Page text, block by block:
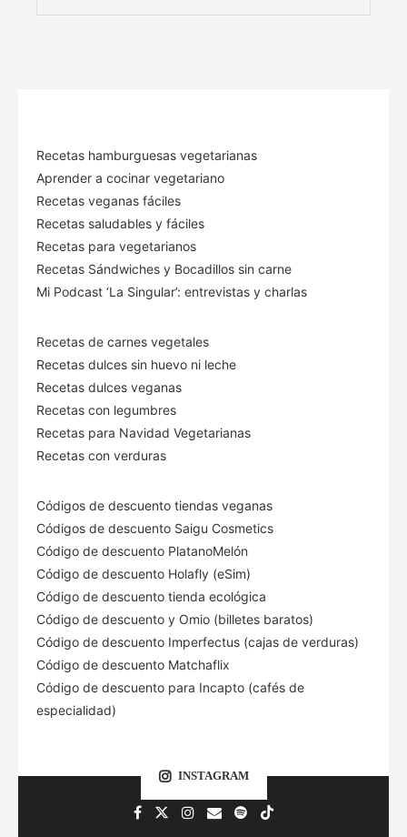
Recetas hamburguesas vegetarianas
Aprender a cocinar vegetariano
Recetas veganas fáciles
Recetas saludables y fáciles
Recetas para vegetarianos
Recetas Sándwiches y Bocadillos sin carne
Mi Podcast ‘La Singular’: entrevistas y charlas
Recetas de carnes vegetales
Recetas dulces sin huevo ni leche
Recetas dulces veganas
Recetas con legumbres
Recetas para Navidad Vegetarianas
Recetas con verduras
Códigos de descuento tiendas veganas
Códigos de descuento Saigu Cosmetics
Código de descuento PlatanoMelón
Código de descuento Holafly (eSim)
Código de descuento tienda ecológica
Código de descuento y Omio (billetes baratos)
Código de descuento Imperfectus (cajas de verduras)
Código de descuento Matchaflix
Código de descuento para Incapto (cafés de
especialidad)
INSTAGRAM